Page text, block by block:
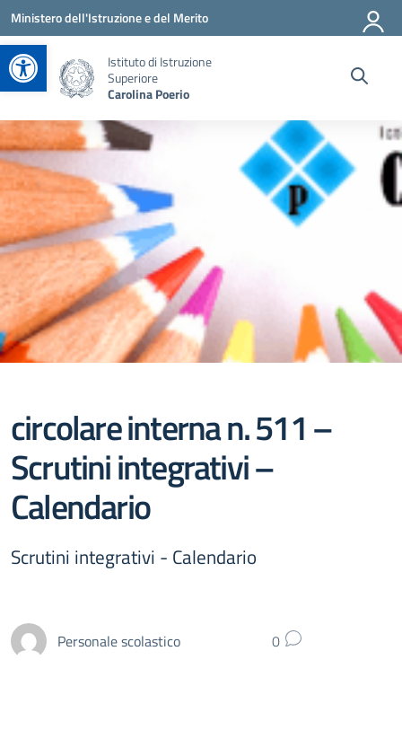
Apri la barra degli strumenti
Vai ai contenuti
Vai al menu di navigazione
Vai al footer
Ministero dell'Istruzione e del Merito
Istituto di Istruzione
Superiore
Carolina Poerio
circolare interna n. 511 –
Scrutini integrativi –
Calendario
Scrutini integrativi - Calendario
Personale scolastico 0